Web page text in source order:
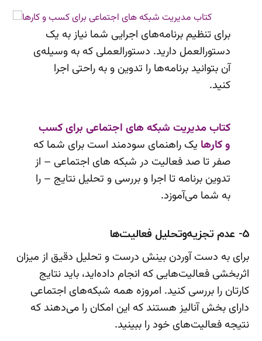
برای تنظیم برنامه‌های اجرایی شما نیاز به یک
دستورالعمل دارید. دستورالعملی که به وسیله‌ی
آن بتوانید برنامه‌ها را تدوین و به راحتی اجرا
کنید.
کتاب مدیریت شبکه های اجتماعی برای کسب
و کارها یک راهنمای سودمند است برای شما که
صفر تا صد فعالیت در شبکه های اجتماعی – از
تدوین برنامه تا اجرا و بررسی و تحلیل نتایج – را
به شما می‌آموزد.
5- عدم تجزیه‌وتحلیل فعالیت‌ها
برای به دست آوردن بینش درست و تحلیل دقیق از میزان
اثربخشی فعالیت‌هایی که انجام داده‌اید، باید نتایج
کارتان را بررسی کنید. امروزه همه شبکه‌های اجتماعی
دارای بخش آنالیز هستند که این امکان را می‌دهند که
نتیجه فعالیت‌های خود را ببینید.